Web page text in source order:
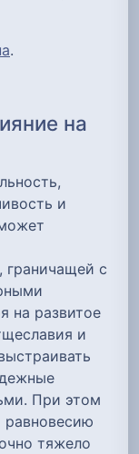
.
на
и
граничащей с
на развитое
и
При этом
равновесию
тяжело